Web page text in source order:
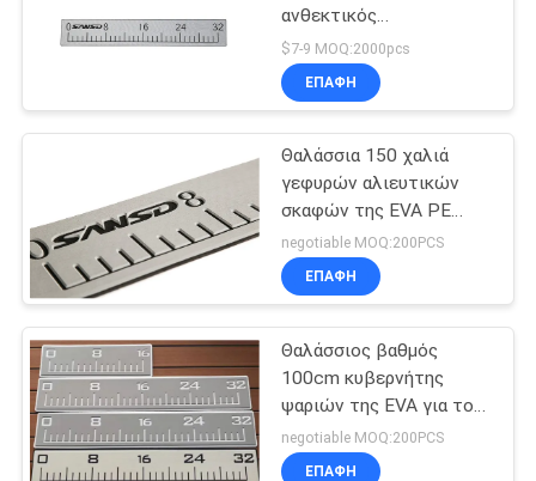
Αυτοκόλλητο
φύλλο αφρού της
EVA
Teak της EVA Faux
φύλλο
ανθεκτικός
αποτυπωμένος σε
ανάγλυφο ψαριών της
EVA
$7-9 MOQ:2000pcs
ΕΠΑΦΉ
Θαλάσσια 150 χαλιά
γεφυρών αλιευτικών
σκαφών της EVA PE
επιμήκυνσης
negotiable MOQ:200PCS
ΕΠΑΦΉ
Θαλάσσιος βαθμός
100cm κυβερνήτης
ψαριών της EVA για τον
αλιεύοντας εραστή
negotiable MOQ:200PCS
ΕΠΑΦΉ